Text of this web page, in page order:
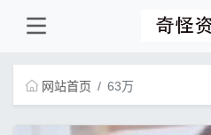
网站首页 63万